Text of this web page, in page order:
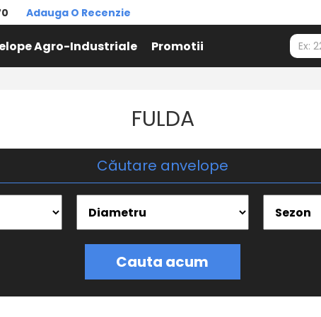
Adauga O Recenzie
Agro-Industriale Promotii
FULDA
Căutare anvelope
Cauta acum